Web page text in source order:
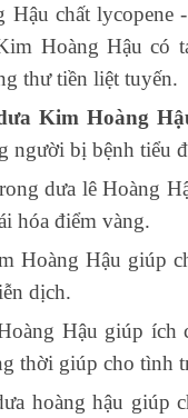
chất lycopene
Hoàng Hậu có
thư tiền liệt tuyến.
Kim Hoàng
người bị bệnh tiểu
dưa lê Hoàng
hóa điểm vàng.
Hoàng Hậu giúp
dịch.
Hậu giúp ích
thời giúp cho tình
hoàng hậu